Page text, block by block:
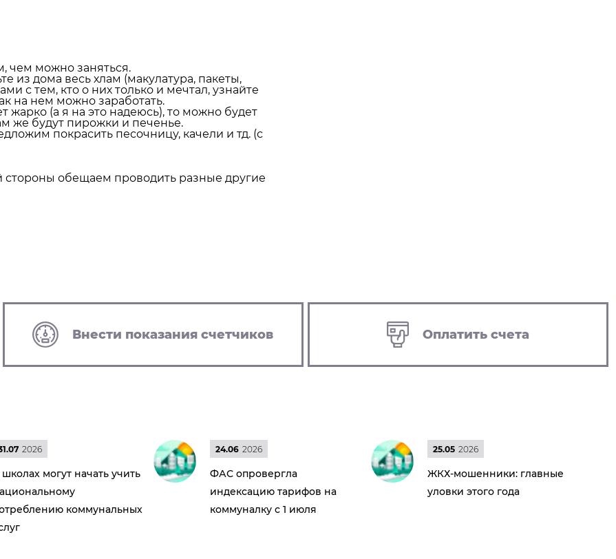
чем можно заняться.
из дома весь хлам (макулатура, пакеты,
с тем, кто о них только и мечтал, узнайте
на нем можно заработать.
жарко (а я на это надеюсь), то можно будет
же будут пирожки и печенье.
покрасить песочницу, качели и тд. (с
стороны обещаем проводить разные другие
Внести показания счетчиков Оплатить счета
2026
могут начать учить
коммунальных
24.06 2026
ФАС опровергла
индексацию тарифов на
коммуналку с 1 июля
25.05 2026
ЖКХ-мошенники: главные
уловки этого года